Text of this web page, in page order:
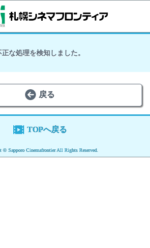
正な処理を検知しました。
戻る
TOPへ戻る
© Sapporo Cinemafrontier All Rights Reserved.